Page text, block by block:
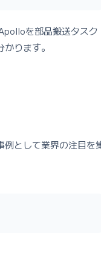
を部品搬送タスク
ります。
例として業界の注目を